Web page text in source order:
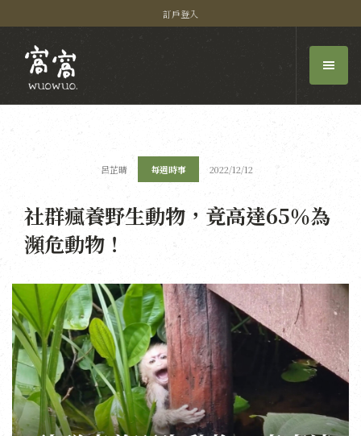
訂戶登入
呂芷晴 每週時事 2022/12/12
社群瘋養野生動物，竟高達65％為
瀕危動物！